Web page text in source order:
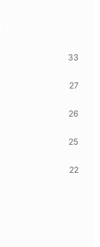
33
27
26
25
22